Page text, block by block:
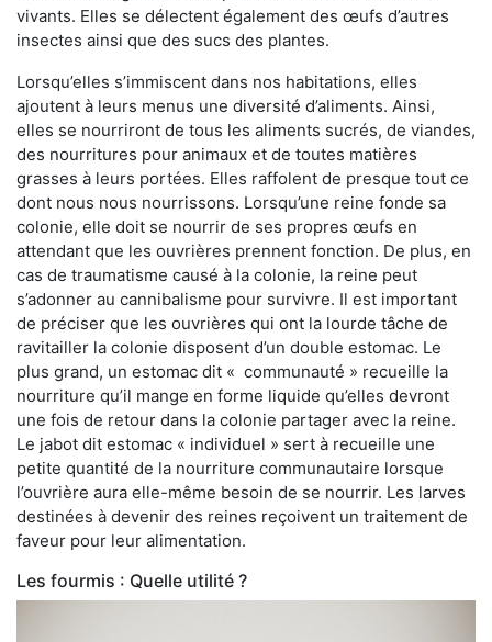
vivants. Elles se délectent également des œufs d’autres
insectes ainsi que des sucs des plantes.
Lorsqu’elles s’immiscent dans nos habitations, elles
ajoutent à leurs menus une diversité d’aliments. Ainsi,
elles se nourriront de tous les aliments sucrés, de viandes,
des nourritures pour animaux et de toutes matières
grasses à leurs portées. Elles raffolent de presque tout ce
dont nous nous nourrissons. Lorsqu’une reine fonde sa
colonie, elle doit se nourrir de ses propres œufs en
attendant que les ouvrières prennent fonction. De plus, en
cas de traumatisme causé à la colonie, la reine peut
s’adonner au cannibalisme pour survivre. Il est important
de préciser que les ouvrières qui ont la lourde tâche de
ravitailler la colonie disposent d’un double estomac. Le
plus grand, un estomac dit « communauté » recueille la
nourriture qu’il mange en forme liquide qu’elles devront
une fois de retour dans la colonie partager avec la reine.
Le jabot dit estomac « individuel » sert à recueille une
petite quantité de la nourriture communautaire lorsque
l’ouvrière aura elle-même besoin de se nourrir. Les larves
destinées à devenir des reines reçoivent un traitement de
faveur pour leur alimentation.
Les fourmis : Quelle utilité ?